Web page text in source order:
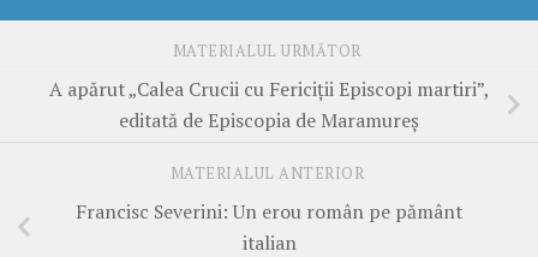
MATERIALUL URMĂTOR
A apărut „Calea Crucii cu Fericiții Episcopi martiri”,
editată de Episcopia de Maramureș
MATERIALUL ANTERIOR
Francisc Severini: Un erou român pe pământ
italian